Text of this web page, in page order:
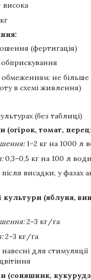
висока
(фертигація)
обмеженням: не більше
в схемі живлення)
(без таблиці)
(огірок, томат,
1–2 кг на 1000 л
0,3–0,5 кг на 100 л води
після висадки, у фазах
культури (яблуня,
2–3 кг/га
2–3 кг/га
для
(соняшник,